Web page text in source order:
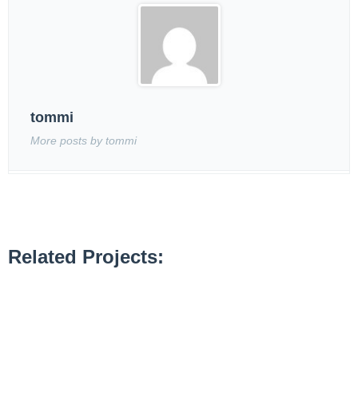
tommi
More posts by tommi
Related Projects: